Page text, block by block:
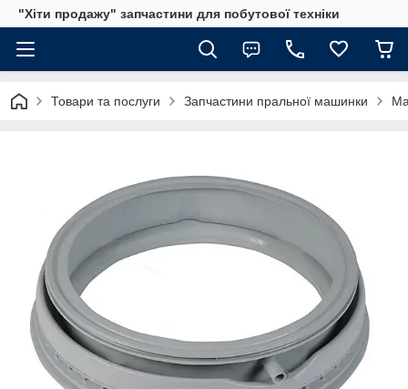
"Хіти продажу" запчастини для побутової техніки
Товари та послуги Запчастини пральної машинки